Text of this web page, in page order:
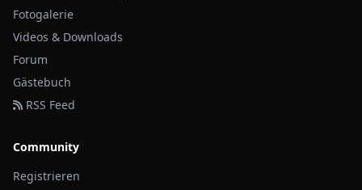
Fotogalerie
Videos & Downloads
Forum
Gästebuch
RSS Feed
Community
Registrieren